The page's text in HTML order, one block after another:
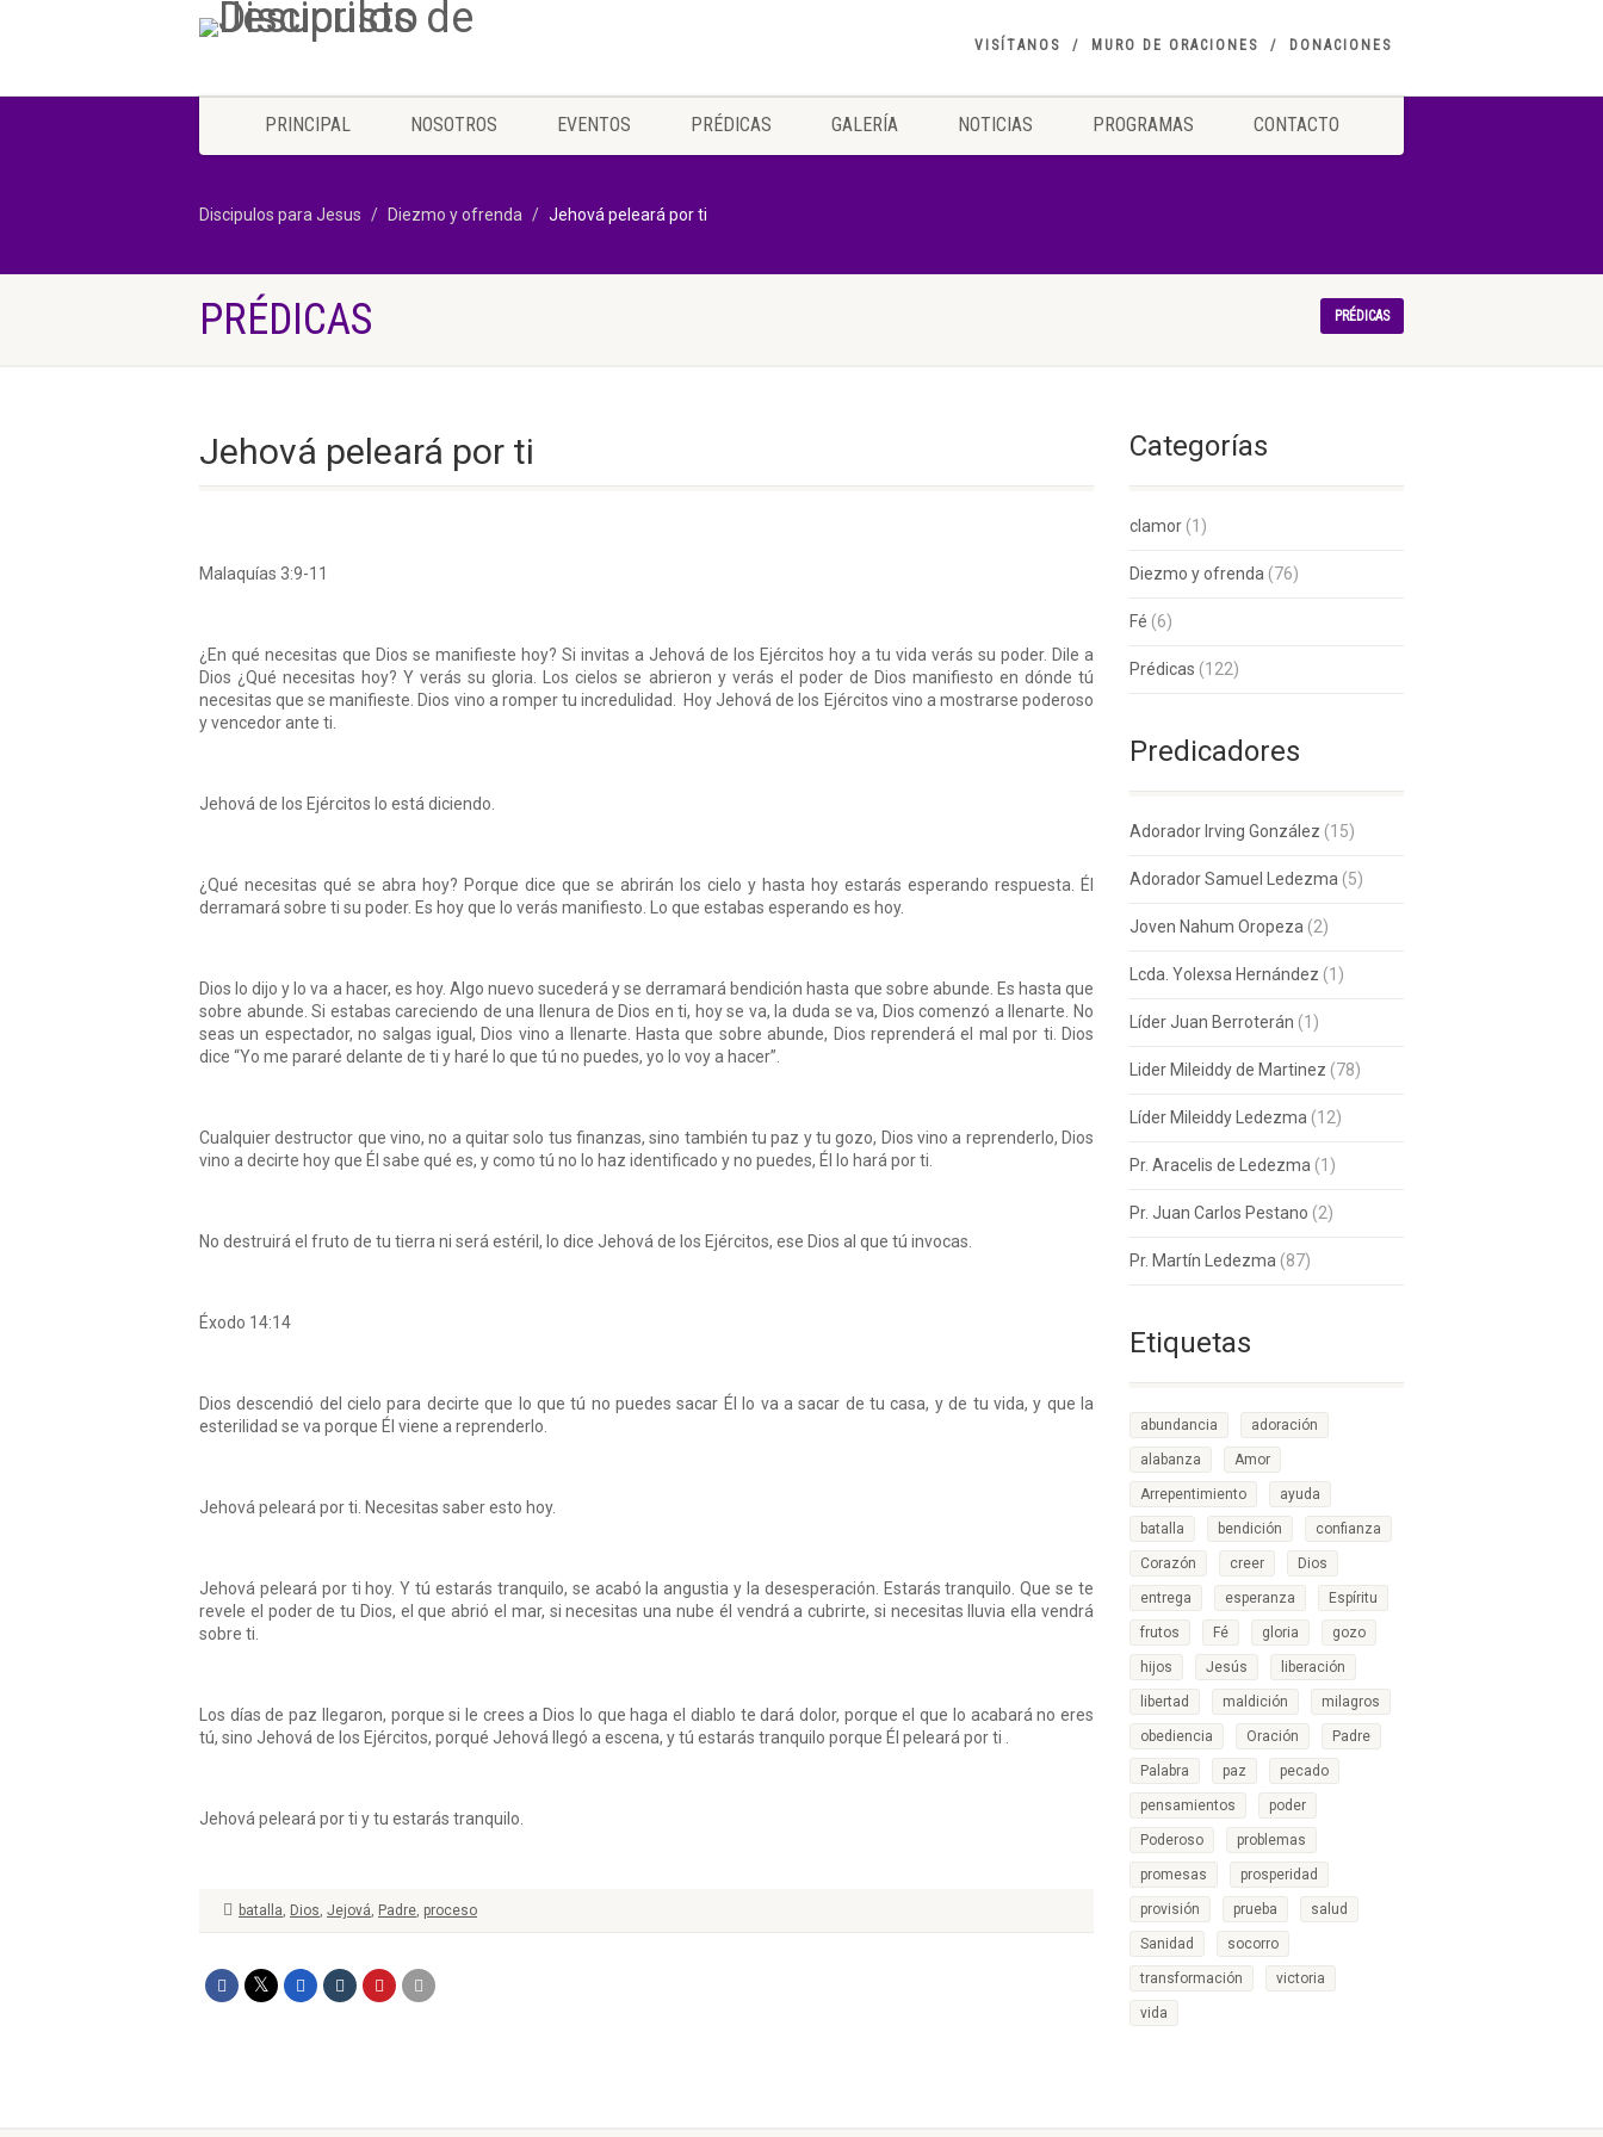
VISÍTANOS MURO DE ORACIONES DONACIONES
PRINCIPAL NOSOTROS EVENTOS PRÉDICAS GALERÍA NOTICIAS PROGRAMAS CONTACTO
Discipulos para Jesus Diezmo y ofrenda Jehová peleará por ti
PRÉDICAS PRÉDICAS
Jehová peleará por ti
Malaquías 3:9-11
¿En qué necesitas que Dios se manifieste hoy? Si invitas a Jehová de los Ejércitos hoy a tu vida verás su poder. Dile a
Dios ¿Qué necesitas hoy? Y verás su gloria. Los cielos se abrieron y verás el poder de Dios manifiesto en dónde tú
necesitas que se manifieste. Dios vino a romper tu incredulidad. Hoy Jehová de los Ejércitos vino a mostrarse poderoso
y vencedor ante ti.
Jehová de los Ejércitos lo está diciendo.
¿Qué necesitas qué se abra hoy? Porque dice que se abrirán los cielo y hasta hoy estarás esperando respuesta. Él
derramará sobre ti su poder. Es hoy que lo verás manifiesto. Lo que estabas esperando es hoy.
Dios lo dijo y lo va a hacer, es hoy. Algo nuevo sucederá y se derramará bendición hasta que sobre abunde. Es hasta que
sobre abunde. Si estabas careciendo de una llenura de Dios en ti, hoy se va, la duda se va, Dios comenzó a llenarte. No
seas un espectador, no salgas igual, Dios vino a llenarte. Hasta que sobre abunde, Dios reprenderá el mal por ti. Dios
dice “Yo me pararé delante de ti y haré lo que tú no puedes, yo lo voy a hacer”.
Cualquier destructor que vino, no a quitar solo tus finanzas, sino también tu paz y tu gozo, Dios vino a reprenderlo, Dios
vino a decirte hoy que Él sabe qué es, y como tú no lo haz identificado y no puedes, Él lo hará por ti.
No destruirá el fruto de tu tierra ni será estéril, lo dice Jehová de los Ejércitos, ese Dios al que tú invocas.
Éxodo 14:14
Dios descendió del cielo para decirte que lo que tú no puedes sacar Él lo va a sacar de tu casa, y de tu vida, y que la
esterilidad se va porque Él viene a reprenderlo.
Jehová peleará por ti. Necesitas saber esto hoy.
Jehová peleará por ti hoy. Y tú estarás tranquilo, se acabó la angustia y la desesperación. Estarás tranquilo. Que se te
revele el poder de tu Dios, el que abrió el mar, si necesitas una nube él vendrá a cubrirte, si necesitas lluvia ella vendrá
sobre ti.
Los días de paz llegaron, porque si le crees a Dios lo que haga el diablo te dará dolor, porque el que lo acabará no eres
tú, sino Jehová de los Ejércitos, porqué Jehová llegó a escena, y tú estarás tranquilo porque Él peleará por ti .
Jehová peleará por ti y tu estarás tranquilo.
batalla, Dios, Jejová, Padre, proceso
Categorías
clamor (1)
Diezmo y ofrenda (76)
Fé (6)
Prédicas (122)
Predicadores
Adorador Irving González (15)
Adorador Samuel Ledezma (5)
Joven Nahum Oropeza (2)
Lcda. Yolexsa Hernández (1)
Líder Juan Berroterán (1)
Lider Mileiddy de Martinez (78)
Líder Mileiddy Ledezma (12)
Pr. Aracelis de Ledezma (1)
Pr. Juan Carlos Pestano (2)
Pr. Martín Ledezma (87)
Etiquetas
abundancia adoración
alabanza Amor
Arrepentimiento ayuda
batalla bendición confianza
Corazón creer Dios
entrega esperanza Espíritu
frutos Fé gloria gozo
hijos Jesús liberación
libertad maldición milagros
obediencia Oración Padre
Palabra paz pecado
pensamientos poder
Poderoso problemas
promesas prosperidad
provisión prueba salud
Sanidad socorro
transformación victoria
vida